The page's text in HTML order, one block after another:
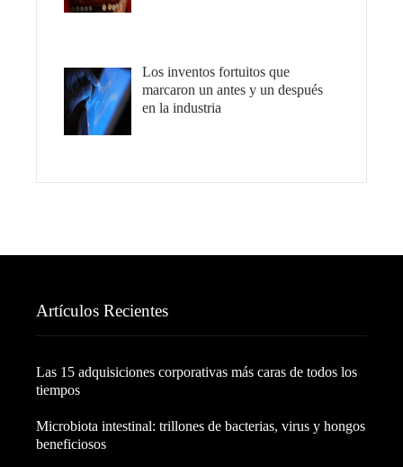
Los inventos fortuitos que
marcaron un antes y un después
en la industria
Artículos Recientes
Las 15 adquisiciones corporativas más caras de todos los
tiempos
Microbiota intestinal: trillones de bacterias, virus y hongos
beneficiosos